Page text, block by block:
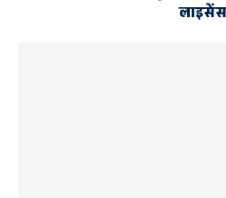
लाइसेंस